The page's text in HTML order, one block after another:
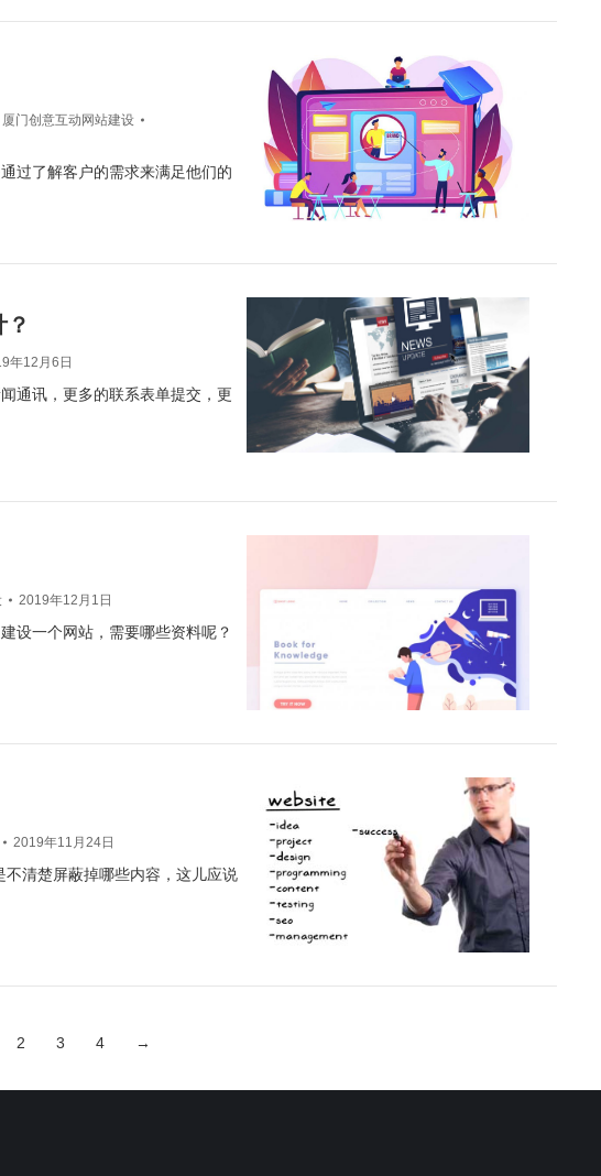
厦门创意互动网站建设
过了解客户的需求来满足他们的
年12月6日
通讯，更多的联系表单提交，更
2019年12月1日
设一个网站，需要哪些资料呢？
2019年11月24日
清楚屏蔽掉哪些内容，这儿应说
2 3 4 →